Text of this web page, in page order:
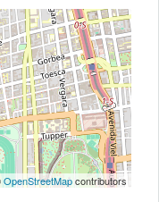
OpenStreetMapcontributors